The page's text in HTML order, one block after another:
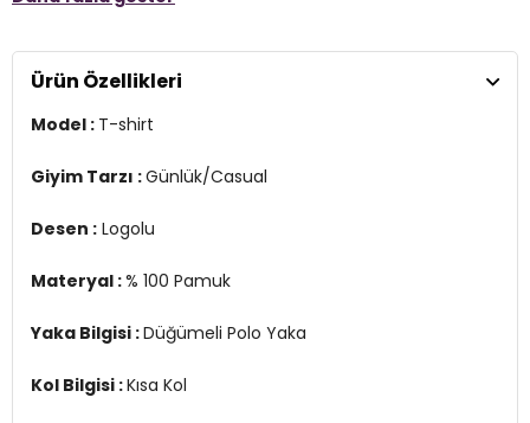
Kalıp Bilgisi :Standart Fit
Üretim Yeri :Pakistan
Ürün Özellikleri
Model : T-shirt
Giyim Tarzı :Günlük/Casual
Desen : Logolu
Materyal :% 100 Pamuk
Yaka Bilgisi :Düğümeli Polo Yaka
Kol Bilgisi :Kısa Kol